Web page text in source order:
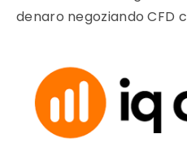
denaro negoziando CFD